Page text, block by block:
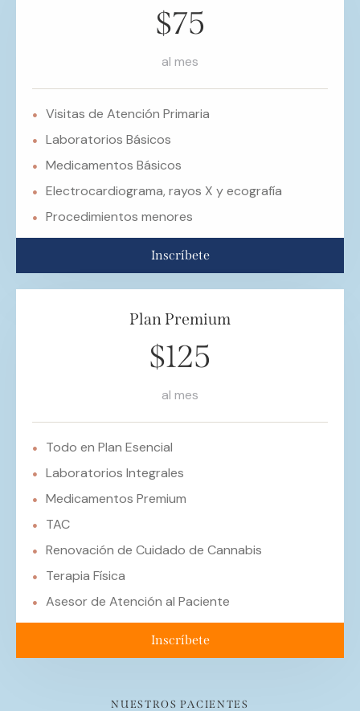
$75
al mes
Visitas de Atención Primaria
Laboratorios Básicos
Medicamentos Básicos
Electrocardiograma, rayos X y ecografía
Procedimientos menores
Inscríbete
Plan Premium
$125
al mes
Todo en Plan Esencial
Laboratorios Integrales
Medicamentos Premium
TAC
Renovación de Cuidado de Cannabis
Terapia Física
Asesor de Atención al Paciente
Inscríbete
NUESTROS PACIENTES